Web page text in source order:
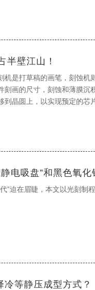
半壁江山！
是打草稿的画笔，刻蚀机
画的尺寸，刻蚀和薄膜沉
晶圆上，以实现预定的芯
电吸盘”和黑色氧化
”迫在眉睫，本文以光刻制
冷等静压成型方式？